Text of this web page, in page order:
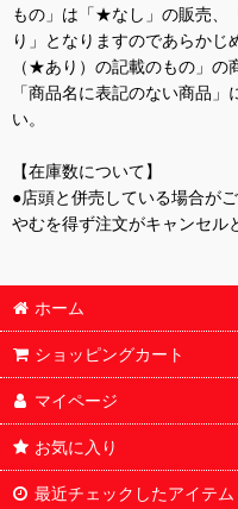
もの」は「★なし」の販売、
り」となりますのであらかじ
（★あり）の記載のもの」の
「商品名に表記のない商品
い。
【在庫数について】
●店頭と併売している場合が
やむを得ず注文がキャンセル
ホーム
ショッピングカート
マイページ
お気に入り
最近チェックしたアイテム